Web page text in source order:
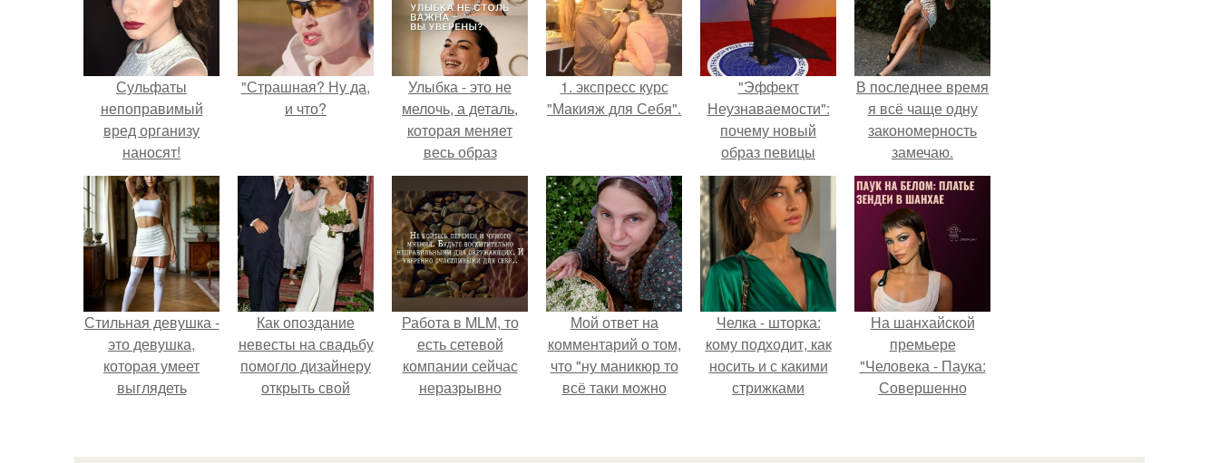
Сульфаты
непоправимый
вред организу
наносят!
"Страшная? Ну да,
и что?
Улыбка - это не
мелочь, а деталь,
которая меняет
весь образ
человека.
1. экспресс курс
"Макияж для Себя".
"Эффект
Неузнаваемости":
почему новый
образ певицы
вызвал споры о
гранях
возможного?
В последнее время
я всё чаще одну
закономерность
замечаю.
Стильная девушка -
это девушка,
которая умеет
выглядеть
ситуации.
Как опоздание
невесты на свадьбу
помогло дизайнеру
открыть свой
Работа в MLM, то
есть сетевой
компании сейчас
неразрывно
своей страницы в
Мой ответ на
комментарий о том,
что "ну маникюр то
всё таки можно
Челка - шторка:
кому подходит, как
носить и с какими
стрижками
На шанхайской
премьере
"Человека - Паука:
Совершенно
просто очередной